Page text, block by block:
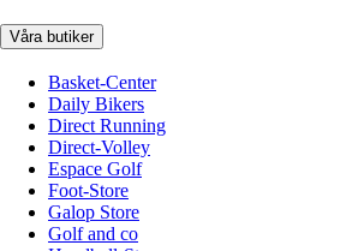
Våra butiker
Basket-Center
Daily Bikers
Direct Running
Direct-Volley
Espace Golf
Foot-Store
Galop Store
Golf and co